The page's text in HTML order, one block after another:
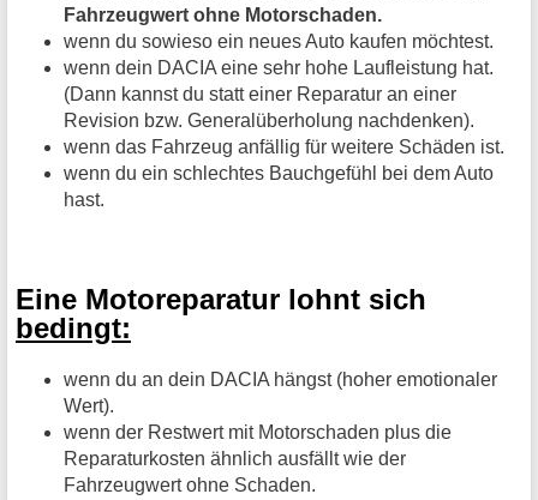
Fahrzeugwert ohne Motorschaden.
wenn du sowieso ein neues Auto kaufen möchtest.
wenn dein DACIA eine sehr hohe Laufleistung hat.
(Dann kannst du statt einer Reparatur an einer
Revision bzw. Generalüberholung nachdenken).
wenn das Fahrzeug anfällig für weitere Schäden ist.
wenn du ein schlechtes Bauchgefühl bei dem Auto
hast.
Eine Motoreparatur lohnt sich
bedingt:
wenn du an dein DACIA hängst (hoher emotionaler
Wert).
wenn der Restwert mit Motorschaden plus die
Reparaturkosten ähnlich ausfällt wie der
Fahrzeugwert ohne Schaden.